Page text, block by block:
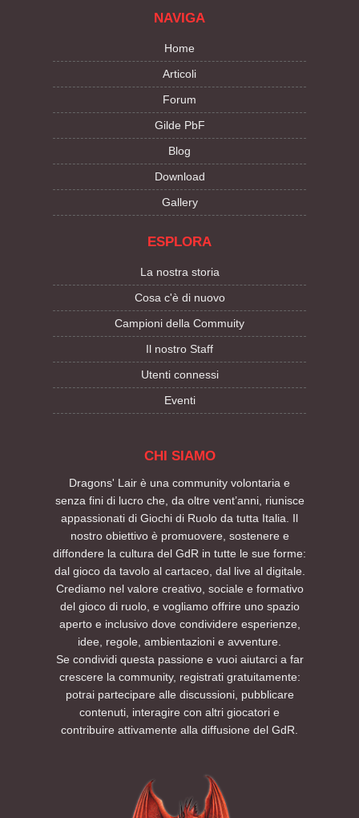
NAVIGA
Home
Articoli
Forum
Gilde PbF
Blog
Download
Gallery
ESPLORA
La nostra storia
Cosa c'è di nuovo
Campioni della Commuity
Il nostro Staff
Utenti connessi
Eventi
CHI SIAMO
Dragons' Lair è una community volontaria e
senza fini di lucro che, da oltre vent’anni, riunisce
appassionati di Giochi di Ruolo da tutta Italia. Il
nostro obiettivo è promuovere, sostenere e
diffondere la cultura del GdR in tutte le sue forme:
dal gioco da tavolo al cartaceo, dal live al digitale.
Crediamo nel valore creativo, sociale e formativo
del gioco di ruolo, e vogliamo offrire uno spazio
aperto e inclusivo dove condividere esperienze,
idee, regole, ambientazioni e avventure.
Se condividi questa passione e vuoi aiutarci a far
crescere la community, registrati gratuitamente:
potrai partecipare alle discussioni, pubblicare
contenuti, interagire con altri giocatori e
contribuire attivamente alla diffusione del GdR.